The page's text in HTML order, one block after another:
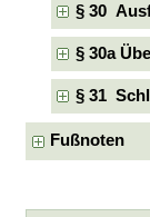
§ 30
§ 30a
§ 31
Fußnoten